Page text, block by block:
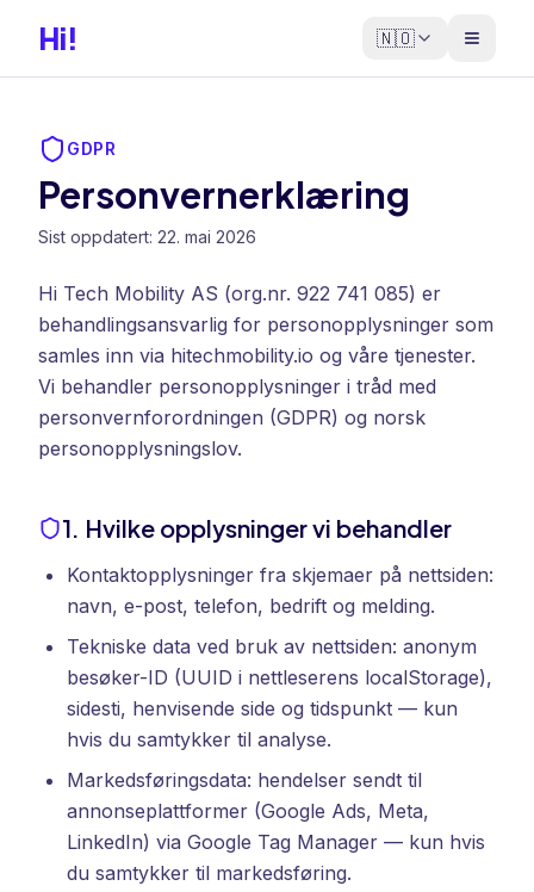
Hi! 🇳🇴
GDPR
Personvernerklæring
Sist oppdatert: 22. mai 2026
Hi Tech Mobility AS (org.nr. 922 741 085) er
behandlingsansvarlig for personopplysninger som
samles inn via hitechmobility.io og våre tjenester.
Vi behandler personopplysninger i tråd med
personvernforordningen (GDPR) og norsk
personopplysningslov.
1. Hvilke opplysninger vi behandler
Kontaktopplysninger fra skjemaer på nettsiden:
navn, e-post, telefon, bedrift og melding.
Tekniske data ved bruk av nettsiden: anonym
besøker-ID (UUID i nettleserens localStorage),
sidesti, henvisende side og tidspunkt — kun
hvis du samtykker til analyse.
Markedsføringsdata: hendelser sendt til
annonseplattformer (Google Ads, Meta,
LinkedIn) via Google Tag Manager — kun hvis
du samtykker til markedsføring.